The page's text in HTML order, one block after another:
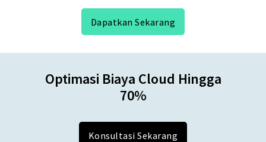
Dapatkan Sekarang
Optimasi Biaya Cloud Hingga
70%
Konsultasi Sekarang